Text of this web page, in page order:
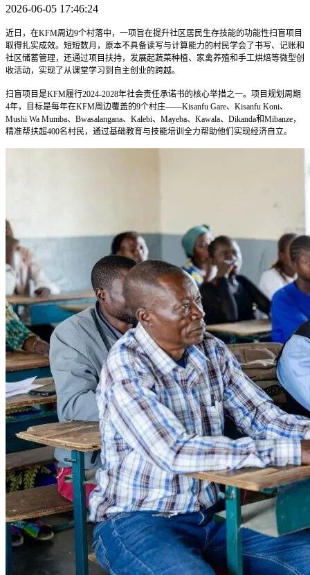
2026-06-05 17:46:24
近日，在KFM周边9个村落中，一项旨在提升社区居民生存技能的功能性扫盲项目
取得扎实成效。短短数月，原本不具备读写与计算能力的村民学会了书写、记账和
社区储蓄管理，还通过项目扶持，发展起蔬菜种植、家禽养殖和手工烘焙等微型创
收活动，实现了从课堂学习到自主创业的跨越。
扫盲项目是KFM履行2024-2028年社会责任承诺书的核心举措之一。项目规划周期
4年，目标是每年在KFM周边覆盖的9个村庄——Kisanfu Gare、Kisanfu Koni、
Mushi Wa Mumba、Bwasalangana、Kalebi、Mayeba、Kawala、Dikanda和Mibanze，
精准帮扶超400名村民，通过基础教育与技能培训全力帮助他们实现经济自立。